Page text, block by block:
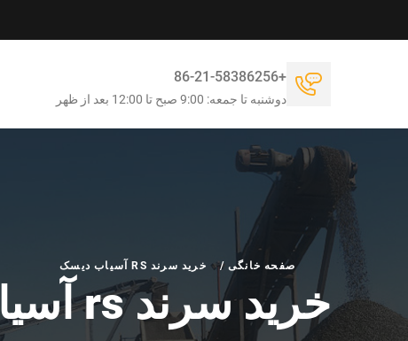
+86-21-58386256
دوشنبه تا جمعه: 9:00 صبح تا 12:00 بعد از ظهر
صفحه خانگی / خرید سرند RS آسیاب دیسک
خرید سرند rs آسیاب دیسک